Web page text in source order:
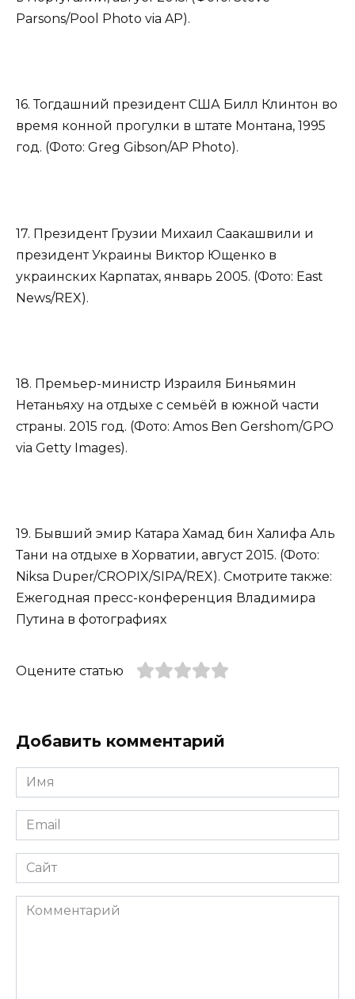
Parsons/Pool Photo via AP).
16. Тогдашний президент США Билл Клинтон во
время конной прогулки в штате Монтана, 1995
год. (Фото: Greg Gibson/AP Photo).
17. Президент Грузии Михаил Саакашвили и
президент Украины Виктор Ющенко в
украинских Карпатах, январь 2005. (Фото: East
News/REX).
18. Премьер-министр Израиля Биньямин
Нетаньяху на отдыхе с семьёй в южной части
страны. 2015 год. (Фото: Amos Ben Gershom/GPO
via Getty Images).
19. Бывший эмир Катара Хамад бин Халифа Аль
Тани на отдыхе в Хорватии, август 2015. (Фото:
Niksa Duper/CROPIX/SIPA/REX). Смотрите также:
Ежегодная пресс-конференция Владимира
Путина в фотографиях
Оцените статью
Добавить комментарий
Имя
*
Email
*
Сайт
Комментарий